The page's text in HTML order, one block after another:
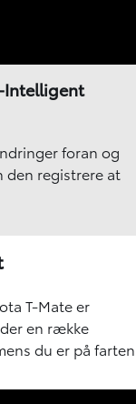
Intelligent
foran og
den registrere at
T-Mate er
en række
du er på farten